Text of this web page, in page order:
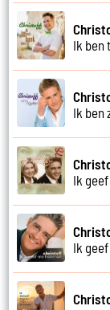
Ik ben
Ik ben
Ik
Ik